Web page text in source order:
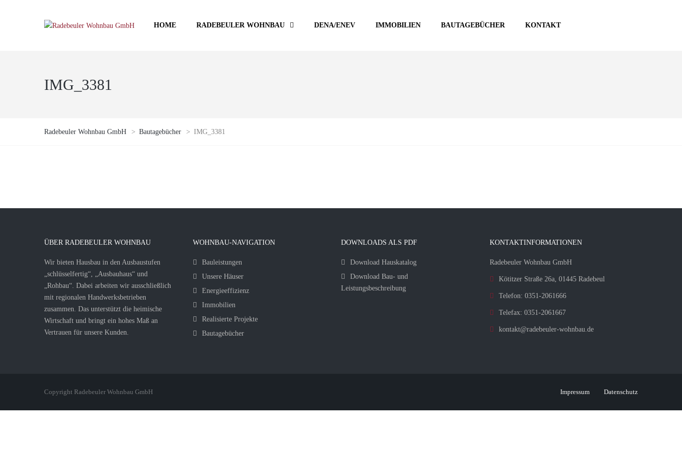
HOME RADEBEULER WOHNBAU DENA/ENEV IMMOBILIEN BAUTAGEBÜCHER KONTAKT
IMG_3381
Radebeuler Wohnbau GmbH > Bautagebücher > IMG_3381
ÜBER RADEBEULER WOHNBAU
Wir bieten Hausbau in den Ausbaustufen
„schlüsselfertig“, „Ausbauhaus“ und
„Rohbau“. Dabei arbeiten wir ausschließlich
mit regionalen Handwerksbetrieben
zusammen. Das unterstützt die heimische
Wirtschaft und bringt ein hohes Maß an
Vertrauen für unsere Kunden.
WOHNBAU-NAVIGATION
Bauleistungen
Unsere Häuser
Energieeffizienz
Immobilien
Realisierte Projekte
Bautagebücher
DOWNLOADS ALS PDF
Download Hauskatalog
Download Bau- und
Leistungsbeschreibung
KONTAKTINFORMATIONEN
Radebeuler Wohnbau GmbH
Kötitzer Straße 26a, 01445 Radebeul
Telefon: 0351-2061666
Telefax: 0351-2061667
kontakt@radebeuler-wohnbau.de
Copyright Radebeuler Wohnbau GmbH Impressum Datenschutz